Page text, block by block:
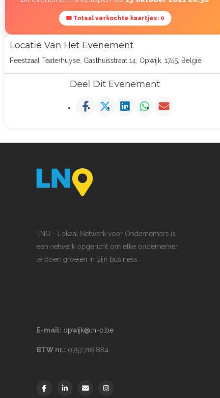
🎟 Totaal verkochte kaartjes: 0
Locatie Van Het Evenement
Feestzaal Teaterhuyse, Gasthuisstraat 14, Opwijk, 1745, België
Deel Dit Evenement
LNO - Lokaal Netwerk voor Ondernemers is
een netwerk opgericht om elke ondernemer
te doen groeien in zijn business.
E-mail: opwijk@ln-o.be
BTW nr.: 0757.716.884